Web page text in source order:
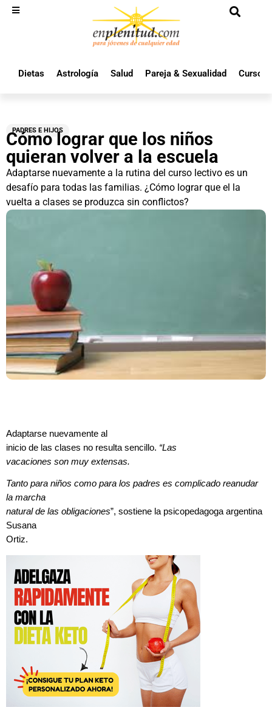
Dietas Astrología Salud Pareja & Sexualidad Cursos
PADRES E HIJOS
Cómo lograr que los niños
quieran volver a la escuela
Adaptarse nuevamente a la rutina del curso lectivo es un
desafío para todas las familias. ¿Cómo lograr que el la
vuelta a clases se produzca sin conflictos?
Adaptarse nuevamente al
inicio de las clases no resulta sencillo. “Las
vacaciones son muy extensas.
Tanto para niños como para los padres es complicado reanudar
la marcha
natural de las obligaciones”, sostiene la psicopedagoga argentina
Susana
Ortiz.